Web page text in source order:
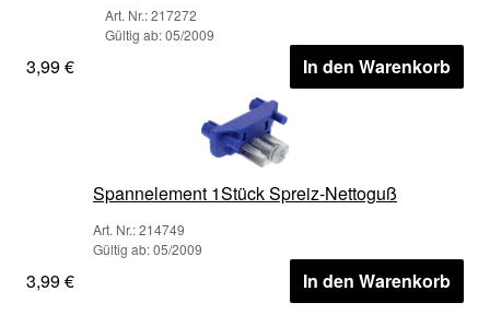
Art. Nr.: 217272
Gültig ab: 05/2009
3,99 € In den Warenkorb
Spannelement 1Stück Spreiz-Nettoguß
Art. Nr.: 214749
Gültig ab: 05/2009
3,99 € In den Warenkorb